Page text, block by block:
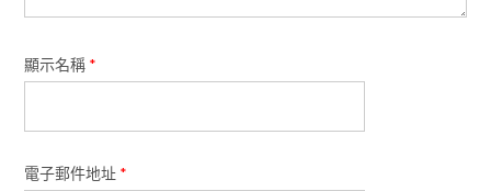
顯示名稱 *
電子郵件地址 *